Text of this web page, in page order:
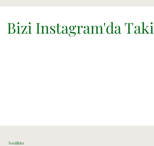
Bizi Instagram'da
Yenilikler